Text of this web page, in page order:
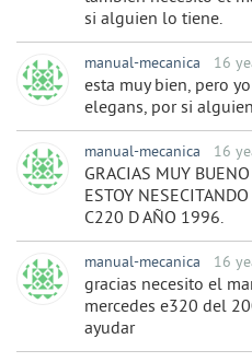
si alguien lo tiene.
manual-mecanica 16
esta muy bien, pero
elegans, por si
manual-mecanica 16
GRACIAS MUY
ESTOY
C220 D AÑO 1996.
manual-mecanica 16
gracias necesito el
mercedes e320 del
ayudar